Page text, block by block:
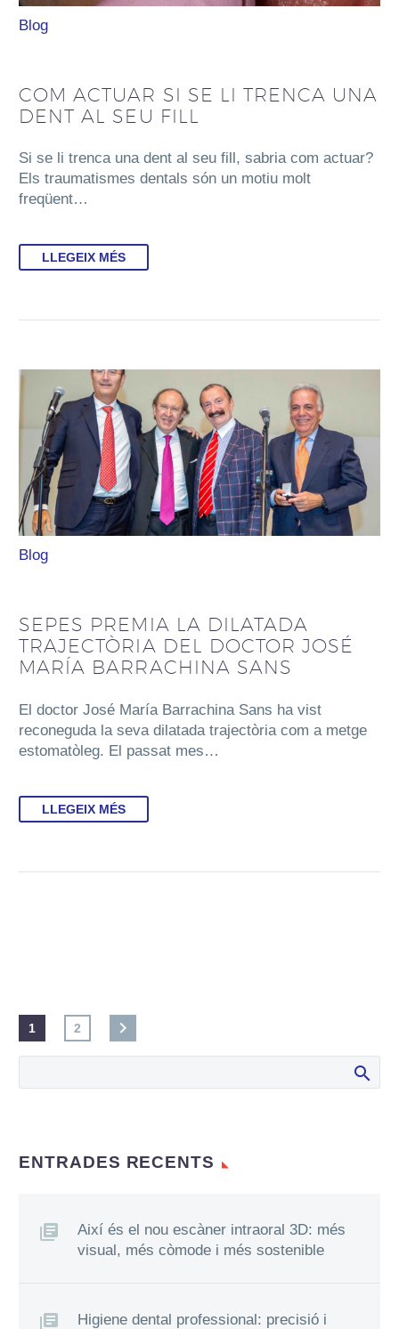
Blog
COM ACTUAR SI SE LI TRENCA UNA
DENT AL SEU FILL
Si se li trenca una dent al seu fill, sabria com actuar?
Els traumatismes dentals són un motiu molt
freqüent…
LLEGEIX MÉS
Blog
SEPES PREMIA LA DILATADA
TRAJECTÒRIA DEL DOCTOR JOSÉ
MARÍA BARRACHINA SANS
El doctor José María Barrachina Sans ha vist
reconeguda la seva dilatada trajectòria com a metge
estomatòleg. El passat mes…
LLEGEIX MÉS
1 2
ENTRADES RECENTS
Així és el nou escàner intraoral 3D: més
visual, més còmode i més sostenible
Higiene dental professional: precisió i